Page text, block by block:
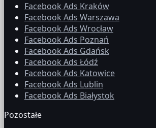
Facebook Ads Kraków
Facebook Ads Warszawa
Facebook Ads Wrocław
Facebook Ads Poznań
Facebook Ads Gdańsk
Facebook Ads Łódź
Facebook Ads Katowice
Facebook Ads Lublin
Facebook Ads Białystok
Pozostałe